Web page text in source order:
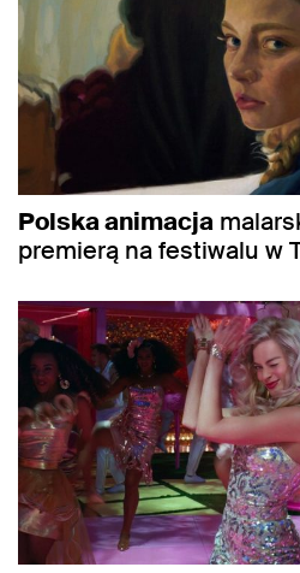
Polska animacja
premierą na festiwalu w